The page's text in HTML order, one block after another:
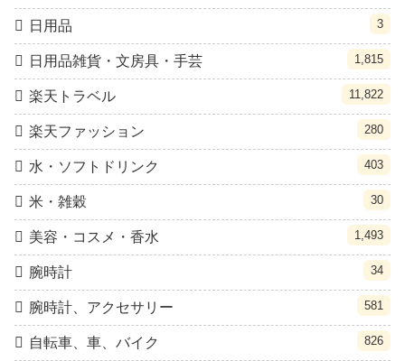
日用品 3
日用品雑貨・文房具・手芸 1,815
楽天トラベル 11,822
楽天ファッション 280
水・ソフトドリンク 403
米・雑穀 30
美容・コスメ・香水 1,493
腕時計 34
腕時計、アクセサリー 581
自転車、車、バイク 826